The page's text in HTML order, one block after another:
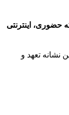
حضوری، اینترنتی
نشانه تعهد و